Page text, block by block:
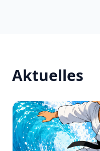
Aktuelles